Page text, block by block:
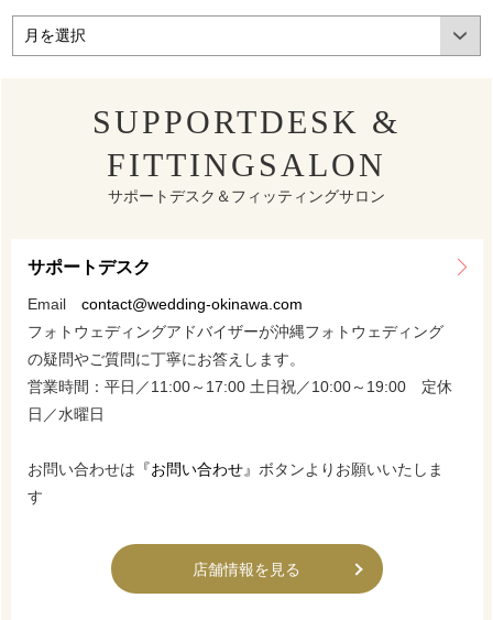
SUPPORTDESK &
FITTINGSALON
サポートデスク＆フィッティングサロン
サポートデスク
Email contact@wedding-okinawa.com
フォトウェディングアドバイザーが沖縄フォトウェディング
の疑問やご質問に丁寧にお答えします。
営業時間：平日／11:00～17:00 土日祝／10:00～19:00 定休
日／水曜日
お問い合わせは 『お問い合わせ』 ボタンよりお願いいたしま
す
店舗情報を見る